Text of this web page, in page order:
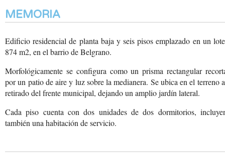
MEMORIA
Edificio residencial de planta baja y seis pisos emplazado en un
874 m2, en el barrio de Belgrano.
Morfológicamente se configura como un prisma rectangular
por un patio de aire y luz sobre la medianera. Se ubica en el terreno
retirado del frente municipal, dejando un amplio jardín lateral.
Cada piso cuenta con dos unidades de dos dormitorios,
también una habitación de servicio.